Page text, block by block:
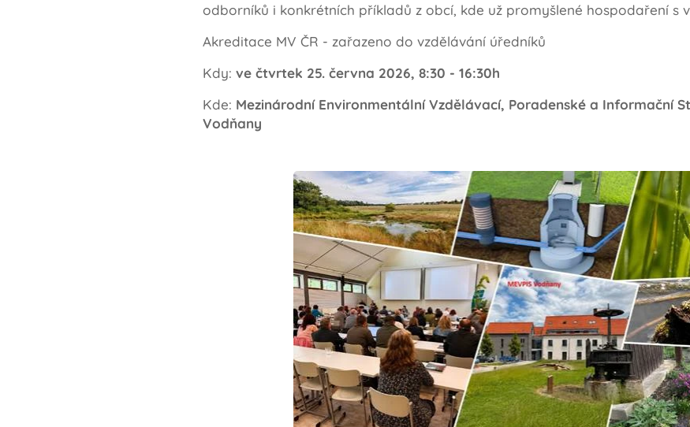
odborníků i konkrétních příkladů z obcí, kde už promyšlené hospodaření s
Akreditace MV ČR - zařazeno do vzdělávání úředníků
Kdy: ve čtvrtek 25. června 2026, 8:30 - 16:30h
Kde: Mezinárodní Environmentální Vzdělávací, Poradenské a Informační
Vodňany